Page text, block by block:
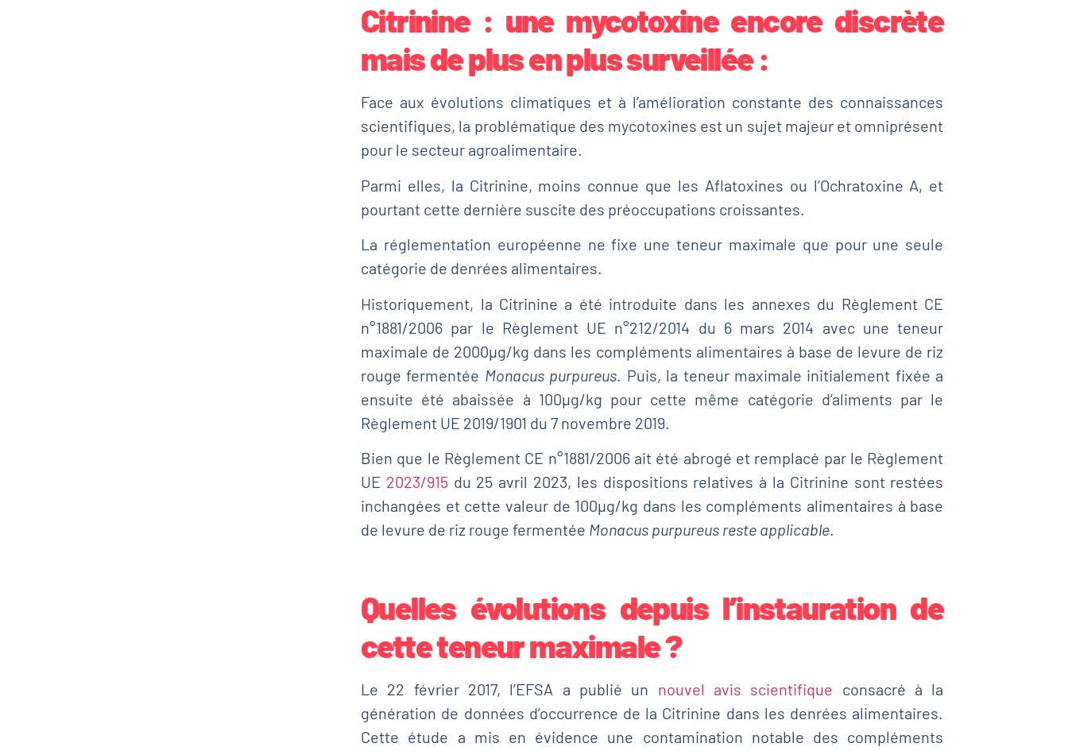
Citrinine : une mycotoxine encore discrète
mais de plus en plus surveillée :
Face aux évolutions climatiques et à l’amélioration constante des connaissances
scientifiques, la problématique des mycotoxines est un sujet majeur et omniprésent
pour le secteur agroalimentaire.
Parmi elles, la Citrinine, moins connue que les Aflatoxines ou l’Ochratoxine A, et
pourtant cette dernière suscite des préoccupations croissantes.
La réglementation européenne ne fixe une teneur maximale que pour une seule
catégorie de denrées alimentaires.
Historiquement, la Citrinine a été introduite dans les annexes du Règlement CE
n°1881/2006 par le Règlement UE n°212/2014 du 6 mars 2014 avec une teneur
maximale de 2000µg/kg dans les compléments alimentaires à base de levure de riz
rouge fermentée Monacus purpureus . Puis, la teneur maximale initialement fixée a
ensuite été abaissée à 100µg/kg pour cette même catégorie d’aliments par le
Règlement UE 2019/1901 du 7 novembre 2019.
Bien que le Règlement CE n°1881/2006 ait été abrogé et remplacé par le Règlement
UE 2023/915du 25 avril 2023, les dispositions relatives à la Citrinine sont restées
inchangées et cette valeur de 100µg/kg dans les compléments alimentaires à base
de levure de riz rouge fermentée Monacus purpureus reste applicable.
Quelles évolutions depuis l’instauration de
cette teneur maximale ?
Le 22 février 2017, l’EFSA a publié un nouvel avis scientifique consacré à la
génération de données d’occurrence de la Citrinine dans les denrées alimentaires.
Cette étude a mis en évidence une contamination notable des compléments